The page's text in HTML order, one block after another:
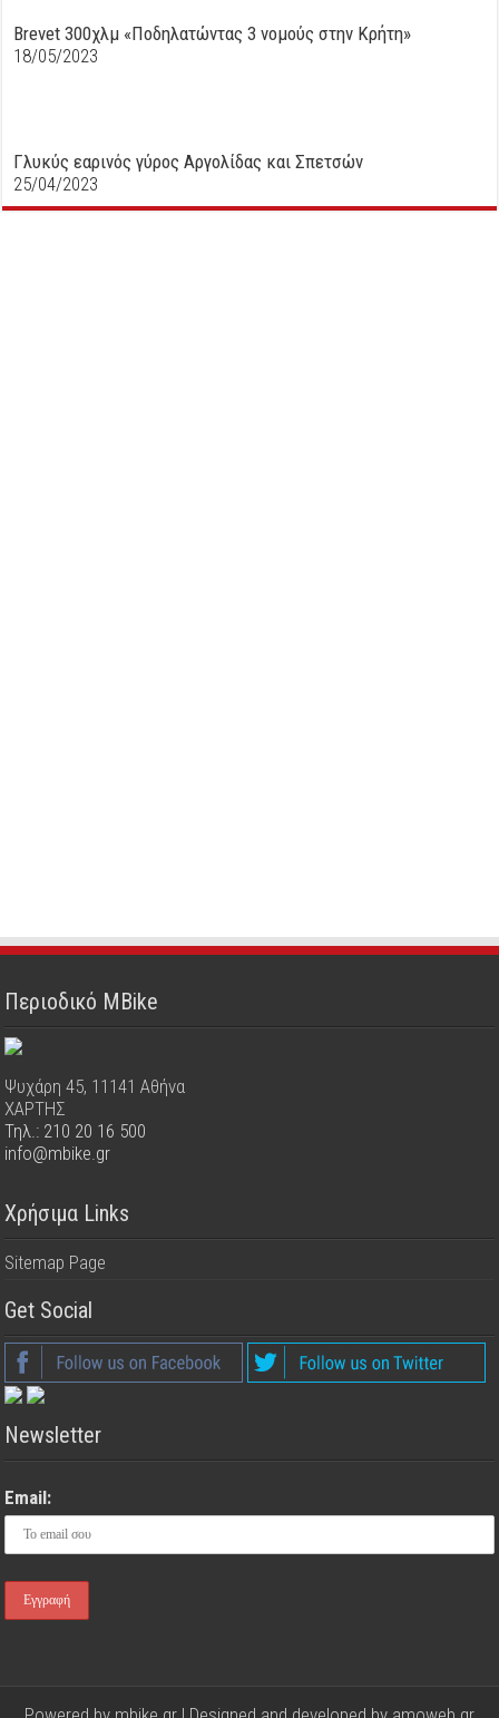
Brevet 300χλμ «Ποδηλατώντας 3 νομούς στην Κρήτη»
18/05/2023
Γλυκύς εαρινός γύρος Αργολίδας και Σπετσών
25/04/2023
Περιοδικό MBike
Ψυχάρη 45, 11141 Αθήνα
ΧΑΡΤΗΣ
Τηλ.: 210 20 16 500
info@mbike.gr
Χρήσιμα Links
Sitemap Page
Get Social
Newsletter
Email: